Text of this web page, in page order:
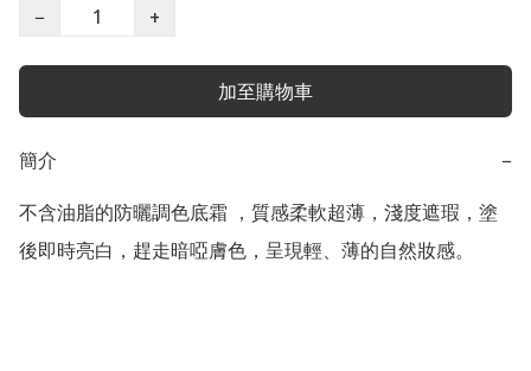
−
+
加至購物車
簡介 −
不含油脂的防曬調色底霜 ，質感柔軟超薄，淺度遮瑕，塗
後即時亮白，趕走暗啞膚色，呈現輕、薄的自然妝感。